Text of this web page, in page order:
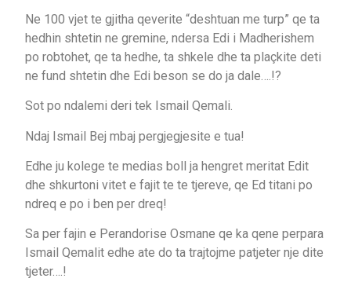
Ne 100 vjet te gjitha qeverite “deshtuan me turp” qe ta
hedhin shtetin ne gremine, ndersa Edi i Madherishem
po robtohet, qe ta hedhe, ta shkele dhe ta plaçkite deti
ne fund shtetin dhe Edi beson se do ja dale….!?
Sot po ndalemi deri tek Ismail Qemali.
Ndaj Ismail Bej mbaj pergjegjesite e tua!
Edhe ju kolege te medias boll ja hengret meritat Edit
dhe shkurtoni vitet e fajit te te tjereve, qe Ed titani po
ndreq e po i ben per dreq!
Sa per fajin e Perandorise Osmane qe ka qene perpara
Ismail Qemalit edhe ate do ta trajtojme patjeter nje dite
tjeter….!